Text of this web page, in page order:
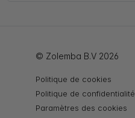
© Zolemba B.V 2026
Politique de cookies
Politique de confidentialité
Paramètres des cookies